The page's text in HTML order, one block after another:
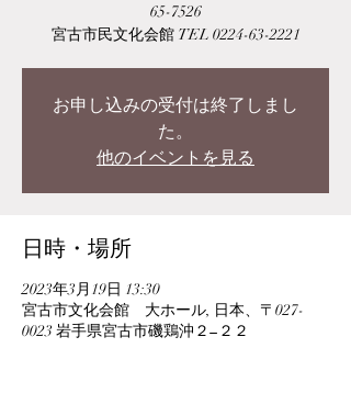
65-7526
宮古市民文化会館 TEL 0224-63-2221
お申し込みの受付は終了しまし
た。
他のイベントを見る
日時・場所
2023年3月19日 13:30
宮古市文化会館 大ホール, 日本、〒027-
0023 岩手県宮古市磯鶏沖２−２２